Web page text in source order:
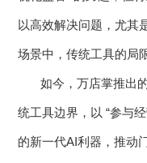
微信商城
广告信发
AI识别检测
服装行业
快消行业
连锁药店
公司新闻
行业干货
产品问答
服务支持
联系我们
公司简介
企业文化
以高效解决问题，尤其
场景中，传统工具的局
如今，万店掌推出
统工具边界，以 “参与
的新一代AI利器，推动